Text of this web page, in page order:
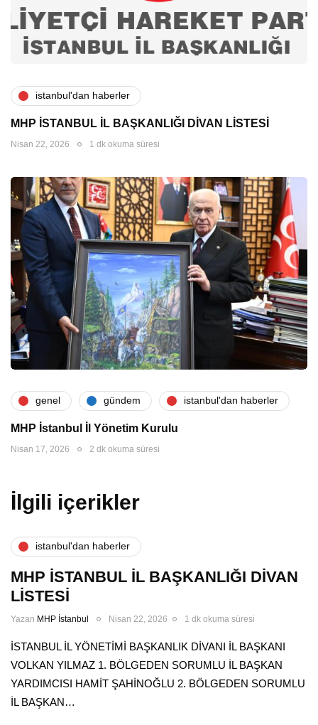
i̇stanbul'dan haberler
MHP İSTANBUL İL BAŞKANLIĞI DİVAN LİSTESİ
Nisan 22, 2026 1 dk okuma süresi
genel gündem i̇stanbul'dan haberler
MHP İstanbul İl Yönetim Kurulu
Nisan 17, 2026 2 dk okuma süresi
İlgili içerikler
i̇stanbul'dan haberler
MHP İSTANBUL İL BAŞKANLIĞI DİVAN
LİSTESİ
Yazan MHP İstanbul Nisan 22, 2026 1 dk okuma süresi
İSTANBUL İL YÖNETİMİ BAŞKANLIK DİVANI İL BAŞKANI
VOLKAN YILMAZ 1. BÖLGEDEN SORUMLU İL BAŞKAN
YARDIMCISI HAMİT ŞAHİNOĞLU 2. BÖLGEDEN SORUMLU
İL BAŞKAN…